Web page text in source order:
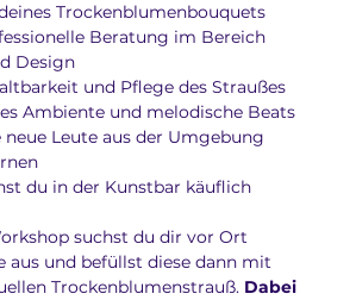
Trockenblumenbouquets
Beratung im Bereich
Design
und Pflege des Straußes
Ambiente und melodische Beats
neue Leute aus der Umgebung
du in der Kunstbar käuflich
suchst du dir vor Ort
aus und befüllst diese dann mit
Trockenblumenstrauß. Dabei